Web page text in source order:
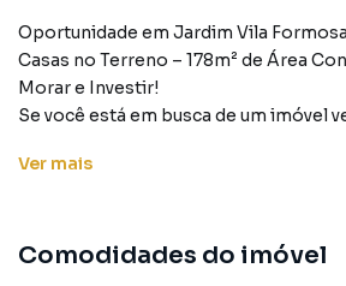
Oportunidade em Jardim Vila
Casas no Terreno – 178m² de Área
Morar e Investir!
Se você está em busca de um imóvel
chance! Apresentamos um imóvel no
deseja morar e alugar ao mesmo
Ver mais
Comodidades do imóvel